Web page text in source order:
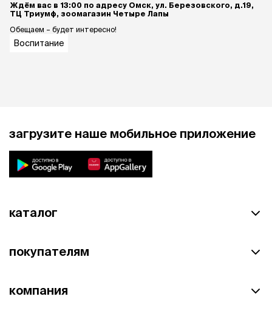
Ждём вас в 13:00 по адресу Омск, ул. Березовского, д.19,
ТЦ Триумф, зоомагазин Четыре Лапы
Обещаем – будет интересно!
Воспитание
загрузите наше мобильное приложение
каталог
покупателям
компания